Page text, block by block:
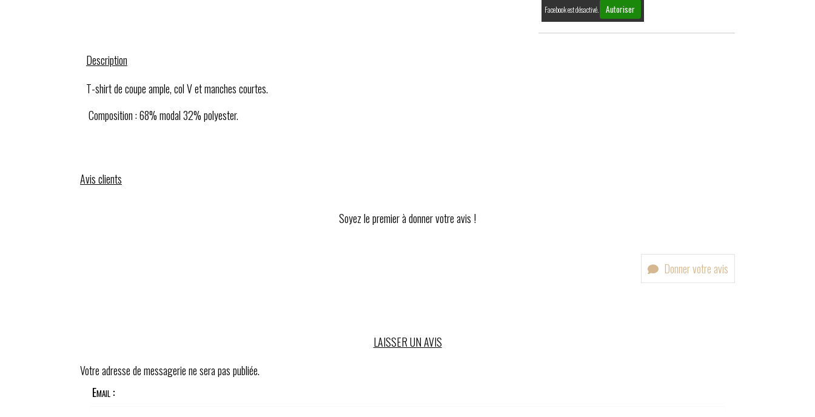
Facebook est désactivé. Autoriser
Description
T-shirt de coupe ample, col V et manches courtes.
Composition : 68% modal 32% polyester.
Avis clients
Soyez le premier à donner votre avis !
Donner votre avis
LAISSER UN AVIS
Votre adresse de messagerie ne sera pas publiée.
Email :